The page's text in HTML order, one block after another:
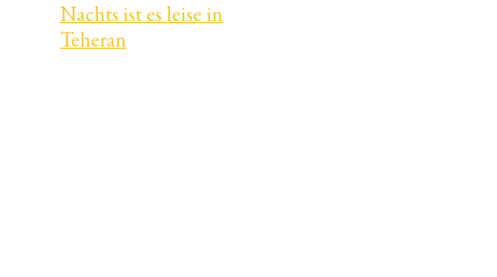
Nachts ist es leise in
Teheran